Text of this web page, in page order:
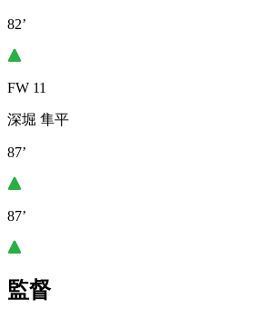
82’
FW 11
深堀 隼平
87’
87’
監督